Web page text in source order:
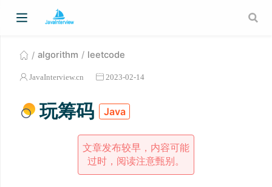
algorithm leetcode
JavaInterview.cn 2023-02-14
玩筹码 Java
文章发布较早，内容可能
过时，阅读注意甄别。